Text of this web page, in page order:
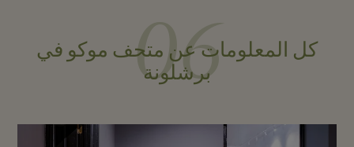
06
كل المعلومات عن متحف موكو في
برشلونة